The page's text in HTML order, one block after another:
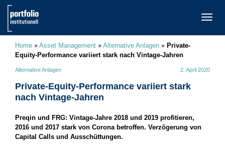
Home » Asset Management » Alternative Anlagen » Private-
Equity-Performance variiert stark nach Vintage-Jahren
Alternative Anlagen 2. April 2020
Private-Equity-Performance variiert stark
nach Vintage-Jahren
Preqin und FRG: Vintage-Jahre 2018 und 2019 profitieren,
2016 und 2017 stark von Corona betroffen. Verzögerung von
Capital Calls und Ausschüttungen.